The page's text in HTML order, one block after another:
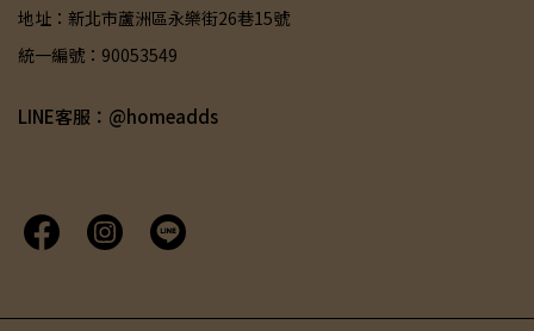
地址：新北市蘆洲區永樂街26巷15號
統一編號：90053549
LINE客服：@homeadds